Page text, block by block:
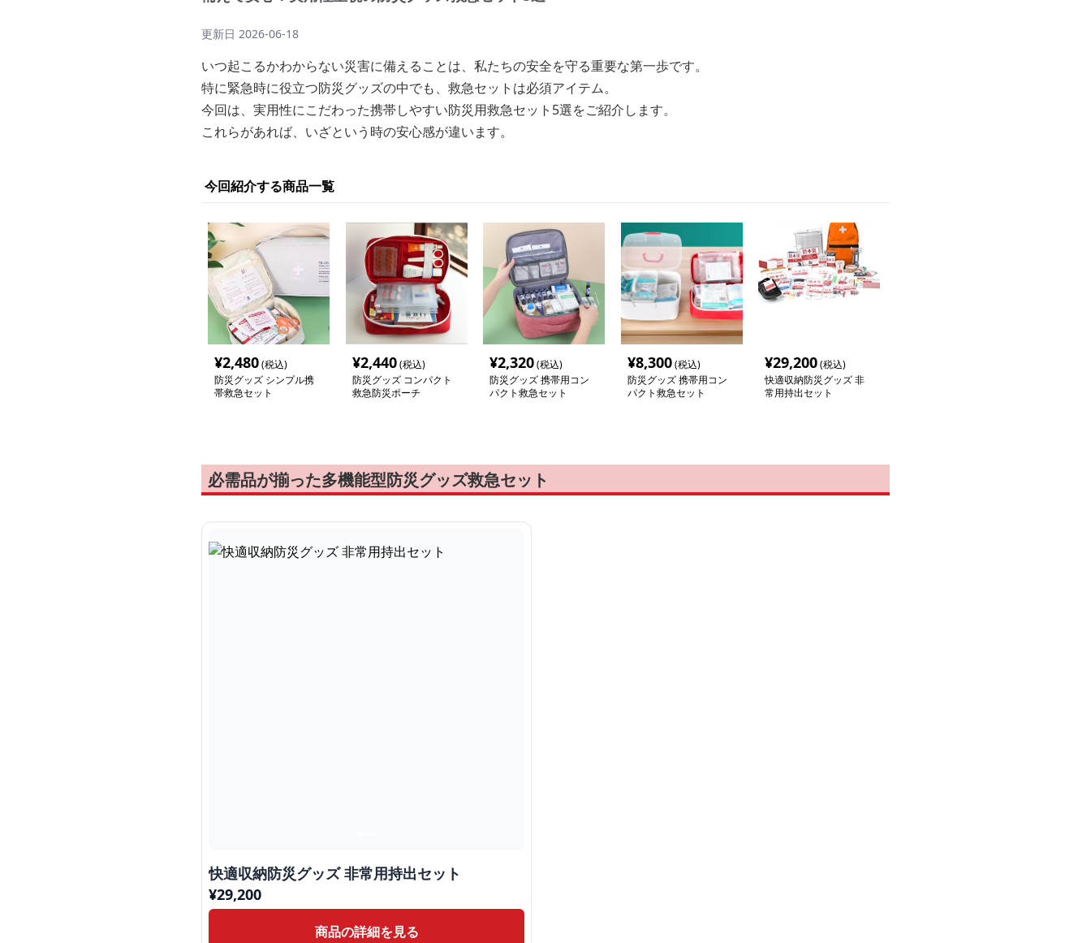
更新日 2026-06-18
いつ起こるかわからない災害に備えることは、私たちの安全を守る重要な第一歩です。
特に緊急時に役立つ防災グッズの中でも、救急セットは必須アイテム。
今回は、実用性にこだわった携帯しやすい防災用救急セット5選をご紹介します。
これらがあれば、いざという時の安心感が違います。
今回紹介する商品一覧
¥2,480(税込)
防災グッズ シンプル携
帯救急セット
¥2,440(税込)
防災グッズ コンパクト
救急防災ポーチ
¥2,320(税込)
防災グッズ 携帯用コン
パクト救急セット
¥8,300(税込)
防災グッズ 携帯用コン
パクト救急セット
¥29,200(税込)
快適収納防災グッズ 非
常用持出セット
必需品が揃った多機能型防災グッズ救急セット
快適収納防災グッズ 非常用持出セット
¥29,200
商品の詳細を見る